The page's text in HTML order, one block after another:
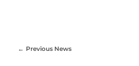
Previous News